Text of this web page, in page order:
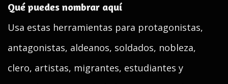
Qué puedes nombrar aquí
Usa estas herramientas para protagonistas,
antagonistas, aldeanos, soldados, nobleza,
clero, artistas, migrantes, estudiantes y